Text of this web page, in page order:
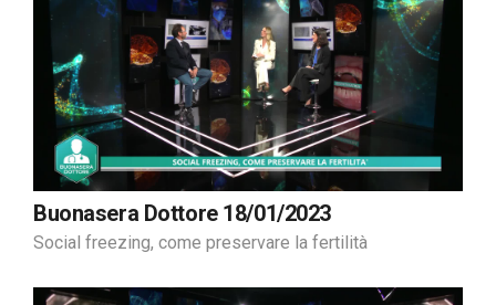
Buonasera Dottore 18/01/2023
Social freezing, come preservare la fertilità